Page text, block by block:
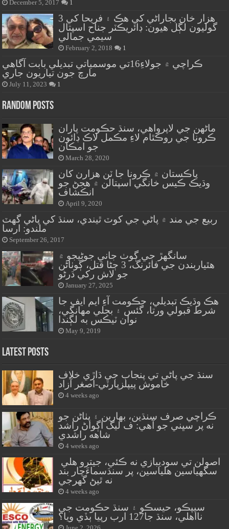
December 5, 2017 1
هزار خان بجاراڻي کي هڪ ۽ فريحا کي 3
گوليون لڳل هيون: ڊائريڪٽر جناح اسپتال
سيمي جمالي
February 2, 2018 1
ڪراچي ۾ جولاءِ16تي موسمياتي تبديلي بابت آگاهي
مارچ جون تياريون جاري
July 11, 2023 1
Random Posts
ماڻهن جي لاپرواهي، سنڌ حڪومت پاران
ڪرونا جي روڪٿام لاءِ مڪمل لاڪ ڊائون
جو امڪان
March 28, 2020
پاڪستان ۾ ڪرونا جا ٽن هزارن کان
وڌيڪ ڪيس خانگي اسپتالن ۾ هجڻ جو
انڪشاف
April 9, 2020
ربيع جي مند ۾ پاڻي جي کوٽ ٿيندي، سنڌ کي پاڻي گهٽ
ملندو: ارسا
September 26, 2017
سانگهڙ جي ڳوٺ جاني جوڻيجو ۾
هٿياربندن جي فائرنگ، 3 ڄڻا قتل، ڳوٺاڻن
جو لاش رکي ڌرڻو
January 27, 2025
هڪ وڌيڪ تبديلي، حڪومت آءِ ايم ايف جا
شرط قبولي ورتا، گئس ۽ بجلي مهانگي،
نوان ٽيڪس به لڳندا
May 9, 2019
Latest Posts
سنڌ جي پاڻي تي پنجاب جي ڌاڙي خلاف
خاموش پيپلزپارٽي-اصغر آزاد
4 weeks ago
ڪراچي صرف سنڌين، بهارين ۽ پٺاڻن جو
نه پر سڀني جو آهي: ف ليگ اڳواڻ راشد
شاهه راشدي
4 weeks ago
سگهياسين هلياسين، پر سنڌسماءَچار بند
نه ٿيڻ گهرجي
4 weeks ago
سيپڪو، حيسڪو ۽ سنڌ حڪومت جي
نااهلي، سنڌ جا127 ارب رپيا ٻڏي ويا؟